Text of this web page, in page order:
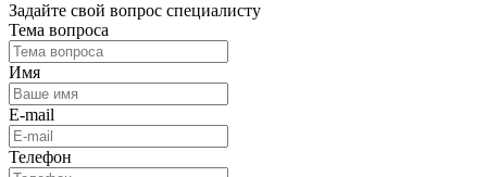
Задайте свой вопрос специалисту
Тема вопроса
Имя
E-mail
Телефон